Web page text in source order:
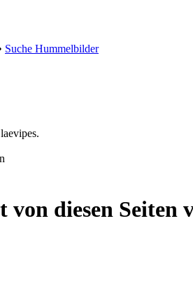
Suche Hummelbilder
von diesen Seiten